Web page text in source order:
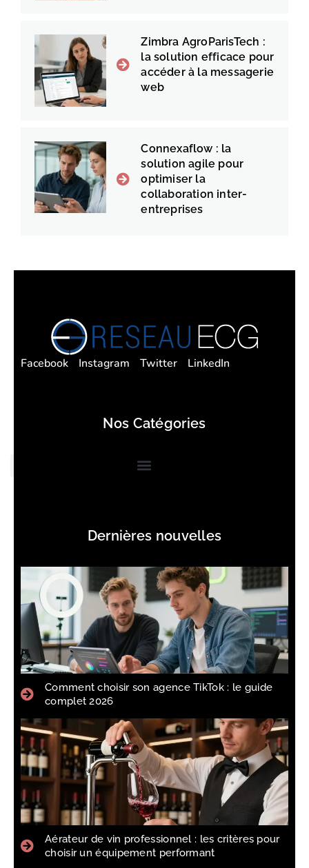
Zimbra AgroParisTech :
la solution efficace pour
accéder à la messagerie
web
Connexaflow : la
solution agile pour
optimiser la
collaboration inter-
entreprises
Facebook Instagram Twitter LinkedIn
Nos Catégories
Dernières nouvelles
Comment choisir son agence TikTok : le guide
complet 2026
Aérateur de vin professionnel : les critères pour
choisir un équipement performant